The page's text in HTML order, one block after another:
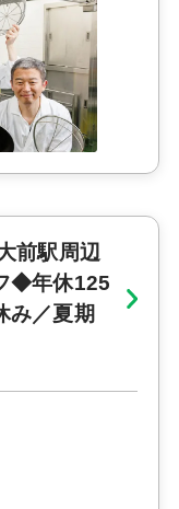
前駅周辺
◆年休125
み／夏期